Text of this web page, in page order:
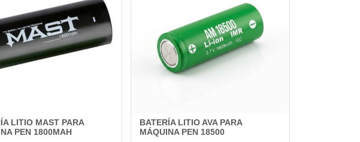
LITIO MAST PARA
PEN 1800MAH
BATERÍA LITIO AVA PARA
MÁQUINA PEN 18500